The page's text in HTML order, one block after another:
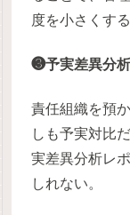
度を小さくす
❸予実差異分
責任組織を預
しも予実対比
実差異分析レ
しれない。